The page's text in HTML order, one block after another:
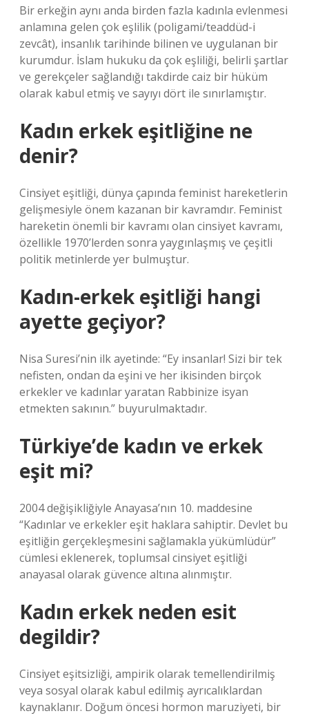
Bir erkeğin aynı anda birden fazla kadınla evlenmesi
anlamına gelen çok eşlilik (poligami/teaddüd-i
zevcât), insanlık tarihinde bilinen ve uygulanan bir
kurumdur. İslam hukuku da çok eşliliği, belirli şartlar
ve gerekçeler sağlandığı takdirde caiz bir hüküm
olarak kabul etmiş ve sayıyı dört ile sınırlamıştır.
Kadın erkek eşitliğine ne
denir?
Cinsiyet eşitliği, dünya çapında feminist hareketlerin
gelişmesiyle önem kazanan bir kavramdır. Feminist
hareketin önemli bir kavramı olan cinsiyet kavramı,
özellikle 1970’lerden sonra yaygınlaşmış ve çeşitli
politik metinlerde yer bulmuştur.
Kadın-erkek eşitliği hangi
ayette geçiyor?
Nisa Suresi’nin ilk ayetinde: “Ey insanlar! Sizi bir tek
nefisten, ondan da eşini ve her ikisinden birçok
erkekler ve kadınlar yaratan Rabbinize isyan
etmekten sakının.” buyurulmaktadır.
Türkiye’de kadın ve erkek
eşit mi?
2004 değişikliğiyle Anayasa’nın 10. maddesine
“Kadınlar ve erkekler eşit haklara sahiptir. Devlet bu
eşitliğin gerçekleşmesini sağlamakla yükümlüdür”
cümlesi eklenerek, toplumsal cinsiyet eşitliği
anayasal olarak güvence altına alınmıştır.
Kadın erkek neden esit
degildir?
Cinsiyet eşitsizliği, ampirik olarak temellendirilmiş
veya sosyal olarak kabul edilmiş ayrıcalıklardan
kaynaklanır. Doğum öncesi hormon maruziyeti, bir